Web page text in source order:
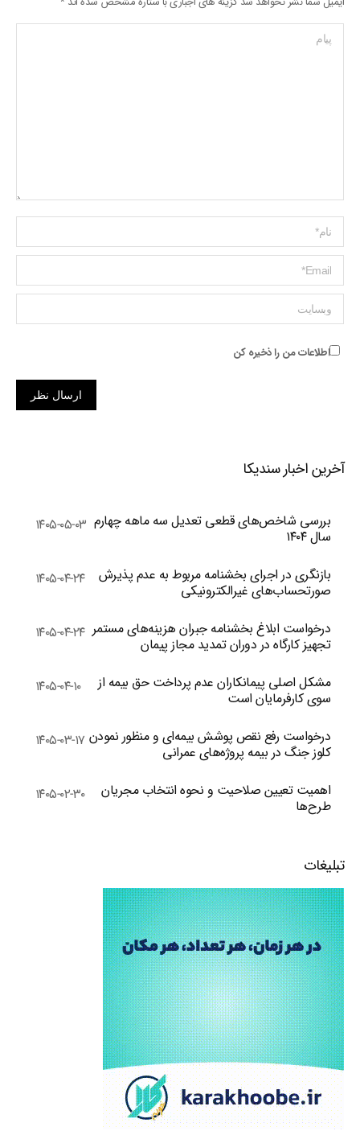
پیام
Name *
ایمیل *
وبسایت
اطلاعات من را ذخیره کن
ارسال نظر
آخرین اخبار سندیکا
بررسی شاخص‌های قطعی تعدیل سه ماهه چهارم
سال ۱۴۰۴
۱۴۰۵-۰۵-۰۳
بازنگری در اجرای بخشنامه مربوط به عدم پذیرش
صورتحساب‌های غیرالکترونیکی
۱۴۰۵-۰۴-۲۴
درخواست ابلاغ بخشنامه جبران هزینه‌های مستمر
تجهیز کارگاه در دوران تمدید مجاز پیمان
۱۴۰۵-۰۴-۲۴
مشکل اصلی پیمانکاران عدم پرداخت حق بیمه از
سوی کارفرمایان است
۱۴۰۵-۰۴-۱۰
درخواست رفع نقص پوشش بیمه‌ای و منظور نمودن
کلوز جنگ در بیمه پروژه‌های عمرانی
۱۴۰۵-۰۳-۱۷
اهمیت تعیین صلاحیت و نحوه انتخاب مجریان
طرح‌ها
۱۴۰۵-۰۲-۳۰
تبلیغات